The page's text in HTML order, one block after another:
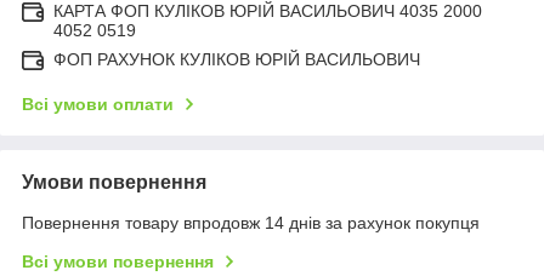
КАРТА ФОП КУЛІКОВ ЮРІЙ ВАСИЛЬОВИЧ 4035 2000
4052 0519
ФОП РАХУНОК КУЛІКОВ ЮРІЙ ВАСИЛЬОВИЧ
Всі умови оплати
Умови повернення
Повернення товару впродовж 14 днів за рахунок покупця
Всі умови повернення